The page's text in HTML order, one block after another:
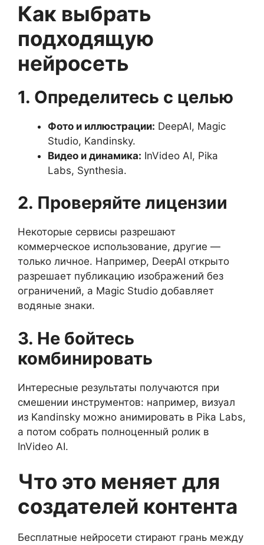
Как выбрать
подходящую
нейросеть
1. Определитесь с целью
Фото и иллюстрации: DeepAI, Magic
Studio, Kandinsky.
Видео и динамика: InVideo AI, Pika
Labs, Synthesia.
2. Проверяйте лицензии
Некоторые сервисы разрешают
коммерческое использование, другие —
только личное. Например, DeepAI открыто
разрешает публикацию изображений без
ограничений, а Magic Studio добавляет
водяные знаки.
3. Не бойтесь
комбинировать
Интересные результаты получаются при
смешении инструментов: например, визуал
из Kandinsky можно анимировать в Pika Labs,
а потом собрать полноценный ролик в
InVideo AI.
Что это меняет для
создателей контента
Бесплатные нейросети стирают грань между